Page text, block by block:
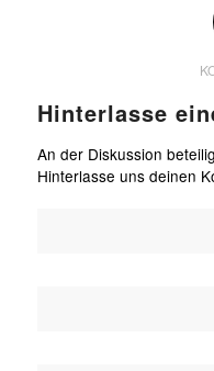
Hinterlasse
An der Diskussion
Hinterlasse uns deinen